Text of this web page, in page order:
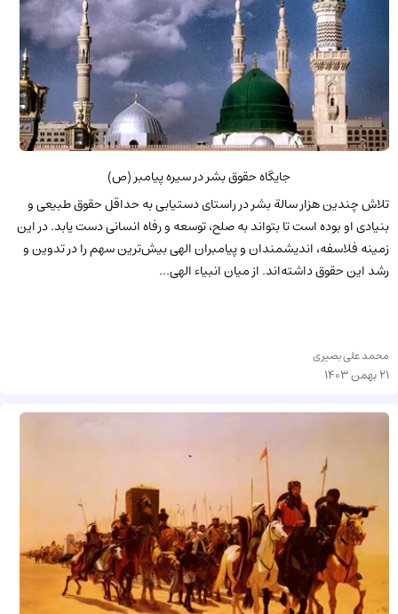
جایگاه حقوق بشر در سیره پیامبر (ص)
تلاش چندين هزار سالة بشر در راستای دستيابی به حداقل حقوق طبيعی و
بنيادی او بوده است تا بتواند به صلح، توسعه و رفاه انسانی دست يابد. در اين
زمينه فلاسفه، انديشمندان و پيامبران الهی بيش‌ترين سهم را در تدوين و
رشد اين حقوق داشته‌اند. از ميان انبياء الهی...
محمد علی بصیری
21 بهمن 1403